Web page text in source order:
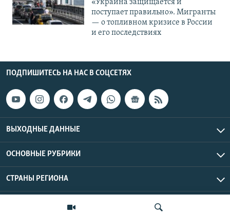
«Украина защищается и
поступает правильно». Мигранты
— о топливном кризисе в России
и его последствиях
ПОДПИШИТЕСЬ НА НАС В СОЦСЕТЯХ
ВЫХОДНЫЕ ДАННЫЕ
ОСНОВНЫЕ РУБРИКИ
СТРАНЫ РЕГИОНА
Азаттык Азия © 2026 RFE/RL, Inc. | Все права защищены.